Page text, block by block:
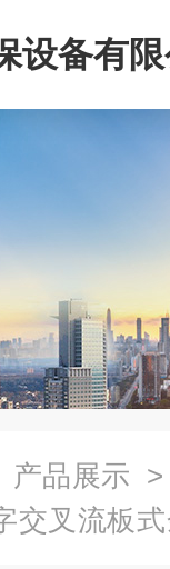
设备有
产品展示
交叉流板